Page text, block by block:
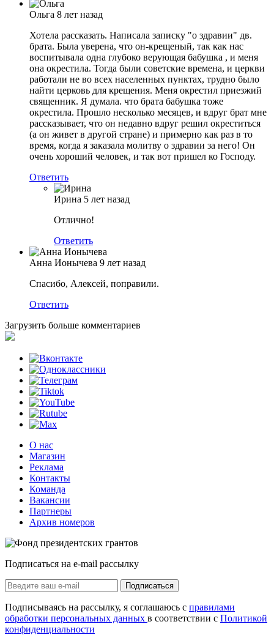
Ольга 8 лет назад
Хотела рассказать. Написала записку "о здравии" дв.
брата. Была уверена, что он-крещеный, так как нас
воспитывала одна глубоко верующая бабушка , и меня
она окрестила. Тогда были советские времена, и церкви
работали не во всех населенных пунктах, трудно было
найти церковь для крещения. Меня окрестил приезжий
священник. Я думала. что брата бабушка тоже
окрестила. Прошло несколько месяцев, и вдруг брат мне
рассказывает, что он недавно вдруг решил окреститься
(а он живет в другой стране) и примерно как раз в то
время, когда я заказала молитву о здравии за него! Он
очень хороший человек, и так вот пришел ко Господу.
Ответить
Ирина 5 лет назад
Отлично!
Ответить
Анна Ионычева 9 лет назад
Спасибо, Алексей, поправили.
Ответить
Загрузить больше комментариев
О нас
Магазин
Реклама
Контакты
Команда
Вакансии
Партнеры
Архив номеров
Подписаться на e-mail рассылку
Подписаться
Подписываясь на рассылку, я соглашаюсь с правилами
обработки персональных данных в соответствии с Политикой
конфиденциальности